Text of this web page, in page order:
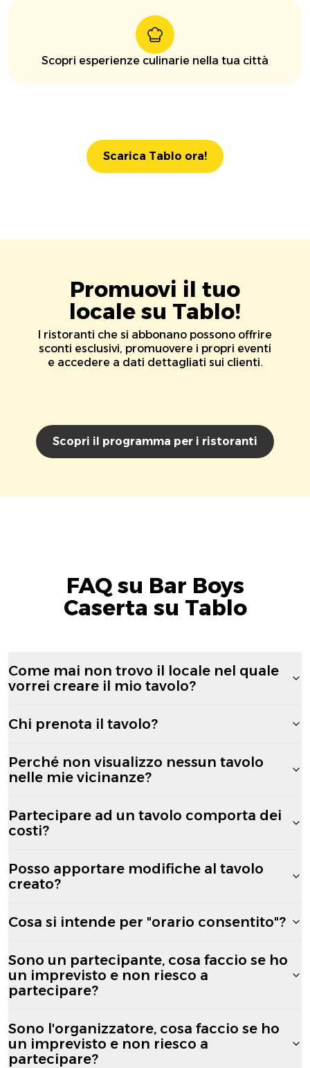
Scopri esperienze culinarie nella tua città
Scarica Tablo ora!
Promuovi il tuo
locale su Tablo!
I ristoranti che si abbonano possono offrire
sconti esclusivi, promuovere i propri eventi
e accedere a dati dettagliati sui clienti.
Scopri il programma per i ristoranti
FAQ su Bar Boys
Caserta su Tablo
Come mai non trovo il locale nel quale
vorrei creare il mio tavolo?
Chi prenota il tavolo?
Perché non visualizzo nessun tavolo
nelle mie vicinanze?
Partecipare ad un tavolo comporta dei
costi?
Posso apportare modifiche al tavolo
creato?
Cosa si intende per "orario consentito"?
Sono un partecipante, cosa faccio se ho
un imprevisto e non riesco a
partecipare?
Sono l'organizzatore, cosa faccio se ho
un imprevisto e non riesco a
partecipare?